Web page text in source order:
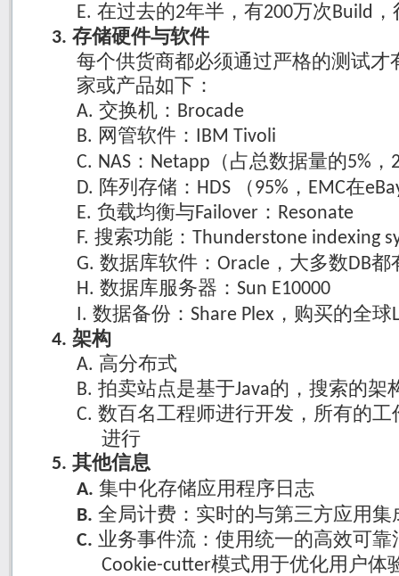
E. 在过去的2年半，有200万次 Build
3. 存储硬件与软件
每个供货商都必须通过严格的测试才
家或产品如下：
A. 交换机： Brocade
B. 网管软件：
IBM Tivoli
C. NAS ： Netapp （占总数据量的5% ，
D. 阵列存储： HDS （95% ， EMC在
E. 负载均衡与Failover ： Resonate
F. 搜索功能：
Thunderstone indexing
G. 数据库软件： Oracle ，大多数DB都
H. 数据库服务器： Sun E10000
I. 数据备份： Share Plex ，购买的全球
4. 架构
A. 高分布式
B. 拍卖站点是基于Java的，搜索的架
C. 数百名工程师进行开发，所有的
进行
5. 其他信息
A. 集中化存储应用程序日志
B. 全局计费：实时的与第三方应用集
C. 业务事件流：使用统一的高效可
Cookie-cutter模式用于优化用户体